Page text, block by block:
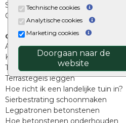
Technische cookies
Analytische cookies
Marketing cookies
Doorgaan naar de
website
Split, grind en zand
Oprit tegels
Overig
Aanbiedingen
Kunstgras
Tuintegels outlet
Terrastegels leggen
Hoe richt ik een landelijke tuin in?
Sierbestrating schoonmaken
Legpatronen betonstenen